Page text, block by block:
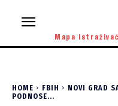
Mapa
HOME FBIH NOVI GRAD
PODNOSE...